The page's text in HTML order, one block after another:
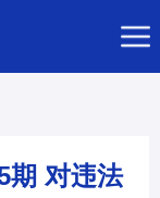
期 对违法